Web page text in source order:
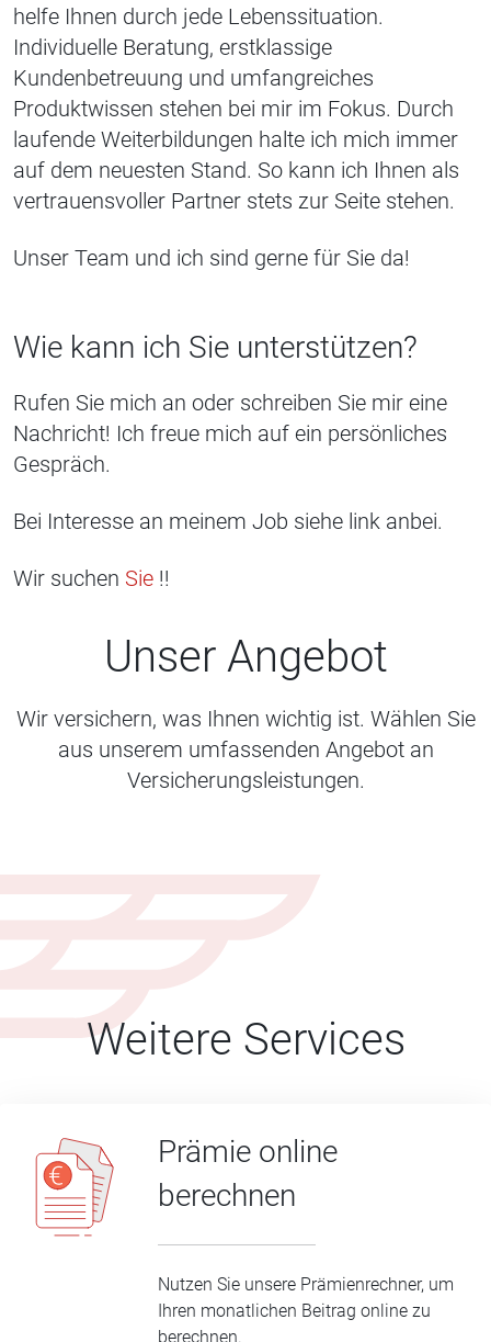
helfe Ihnen durch jede Lebenssituation.
Individuelle Beratung, erstklassige
Kundenbetreuung und umfangreiches
Produktwissen stehen bei mir im Fokus. Durch
laufende Weiterbildungen halte ich mich immer
auf dem neuesten Stand. So kann ich Ihnen als
vertrauensvoller Partner stets zur Seite stehen.
Unser Team und ich sind gerne für Sie da!
Wie kann ich Sie unterstützen?
Rufen Sie mich an oder schreiben Sie mir eine
Nachricht! Ich freue mich auf ein persönliches
Gespräch.
Bei Interesse an meinem Job siehe link anbei.
Wir suchen Sie !!
Unser Angebot
Wir versichern, was Ihnen wichtig ist. Wählen Sie
aus unserem umfassenden Angebot an
Versicherungsleistungen.
Weitere Services
Prämie online
berechnen
Nutzen Sie unsere Prämienrechner, um
Ihren monatlichen Beitrag online zu
berechnen.